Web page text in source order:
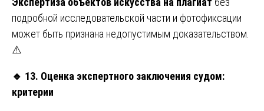
подробной исследовательской части и фотофиксации
может быть признана недопустимым доказательством.
⚠️
🔹 13. Оценка экспертного заключения судом:
критерии